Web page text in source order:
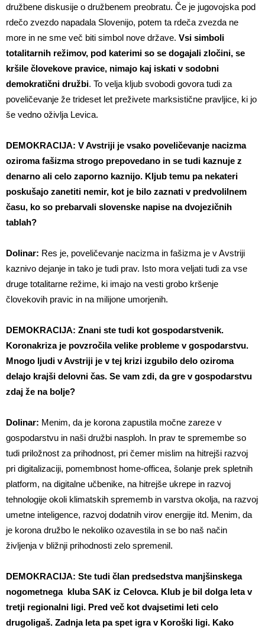
družbene diskusije o družbenem preobratu. Če je jugovojska pod
rdečo zvezdo napadala Slovenijo, potem ta rdeča zvezda ne
more in ne sme več biti simbol nove države. Vsi simboli
totalitarnih režimov, pod katerimi so se dogajali zločini, se
kršile človekove pravice, nimajo kaj iskati v sodobni
demokratični družbi. To velja kljub svobodi govora tudi za
poveličevanje že trideset let preživete marksistične pravljice, ki jo
še vedno oživlja Levica.
DEMOKRACIJA: V Avstriji je vsako poveličevanje nacizma
oziroma fašizma strogo prepovedano in se tudi kaznuje z
denarno ali celo zaporno kaznijo. Kljub temu pa nekateri
poskušajo zanetiti nemir, kot je bilo zaznati v predvolilnem
času, ko so prebarvali slovenske napise na dvojezičnih
tablah?
Dolinar: Res je, poveličevanje nacizma in fašizma je v Avstriji
kaznivo dejanje in tako je tudi prav. Isto mora veljati tudi za vse
druge totalitarne režime, ki imajo na vesti grobo kršenje
človekovih pravic in na milijone umorjenih.
DEMOKRACIJA: Znani ste tudi kot gospodarstvenik.
Koronakriza je povzročila velike probleme v gospodarstvu.
Mnogo ljudi v Avstriji je v tej krizi izgubilo delo oziroma
delajo krajši delovni čas. Se vam zdi, da gre v gospodarstvu
zdaj že na bolje?
Dolinar: Menim, da je korona zapustila močne zareze v
gospodarstvu in naši družbi nasploh. In prav te spremembe so
tudi priložnost za prihodnost, pri čemer mislim na hitrejši razvoj
pri digitalizaciji, pomembnost home-officea, šolanje prek spletnih
platform, na digitalne učbenike, na hitrejše ukrepe in razvoj
tehnologije okoli klimatskih sprememb in varstva okolja, na razvoj
umetne inteligence, razvoj dodatnih virov energije itd. Menim, da
je korona družbo le nekoliko ozavestila in se bo naš način
življenja v bližnji prihodnosti zelo spremenil.
DEMOKRACIJA: Ste tudi član predsedstva manjšinskega
nogometnega kluba SAK iz Celovca. Klub je bil dolga leta v
tretji regionalni ligi. Pred več kot dvajsetimi leti celo
drugoligaš. Zadnja leta pa spet igra v Koroški ligi. Kako